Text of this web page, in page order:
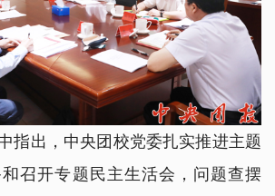
出，中央团校党委扎实推进主题
召开专题民主生活会，问题查摆